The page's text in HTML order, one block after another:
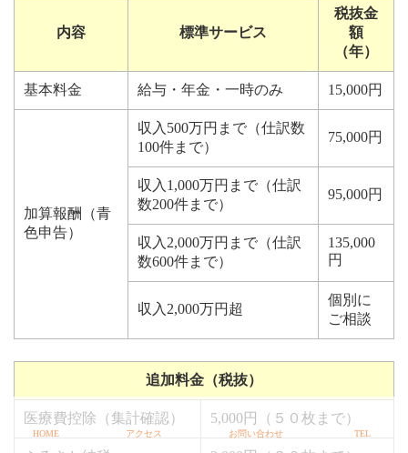
内容 標準サービス
税抜金
額
（年）
基本料金 給与・年金・一時のみ 15,000円
加算報酬（青
色申告）
収入500万円まで（仕訳数
100件まで）
75,000円
収入1,000万円まで（仕訳
数200件まで）
95,000円
収入2,000万円まで（仕訳
数600件まで）
135,000
円
収入2,000万円超
個別に
ご相談
追加料金（税抜）
医療費控除（集計確認） 5,000円（５０枚まで）
HOME アクセス お問い合わせ TEL